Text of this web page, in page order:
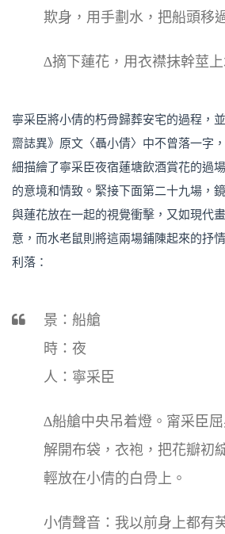
欺身，用手劃水，把船頭移
∆摘下蓮花，用衣襟抹幹莖
寧采臣將小倩的朽骨歸葬安宅的過程，
齋誌異》原文〈聶小倩〉中不曾落一字
細描繪了寧采臣夜宿蓮塘飲酒賞花的過
的意境和情致。緊接下面第二十九場，
與蓮花放在一起的視覺衝擊，又如現代
意，而水老鼠則將這兩場鋪陳起來的抒
利落：
景：船艙
時：夜
人：寧采臣
∆船艙中央吊着燈。甯采臣
解開布袋，衣袍，把花瓣初
輕放在小倩的白骨上。
小倩聲音：我以前身上都有